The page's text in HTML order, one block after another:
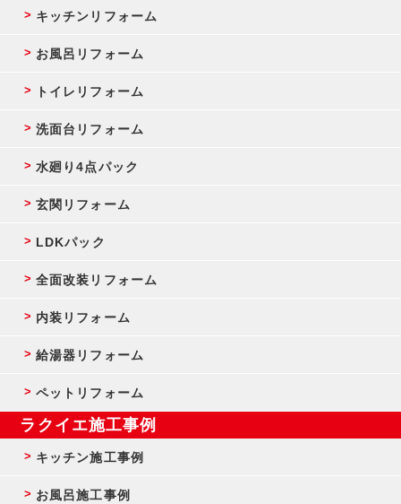
キッチンリフォーム
お風呂リフォーム
トイレリフォーム
洗面台リフォーム
水廻り4点パック
玄関リフォーム
LDKパック
全面改装リフォーム
内装リフォーム
給湯器リフォーム
ペットリフォーム
ラクイエ施工事例
キッチン施工事例
お風呂施工事例